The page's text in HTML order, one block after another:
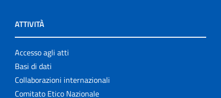
ATTIVITÀ
Accesso agli atti
Basi di dati
Collaborazioni internazionali
Comitato Etico Nazionale